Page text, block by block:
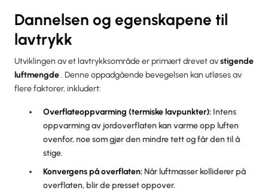
Dannelsen og egenskapene til
lavtrykk
Utviklingen av et lavtrykksområde er primært drevet avstigende
luftmengde. Denne oppadgående bevegelsen kan utløses av
flere faktorer, inkludert:
Overflateoppvarming (termiske lavpunkter): Intens
oppvarming av jordoverflaten kan varme opp luften
ovenfor, noe som gjør den mindre tett og får den til å
stige.
Konvergens på overflaten:Når luftmasser kolliderer på
overflaten, blir de presset oppover.